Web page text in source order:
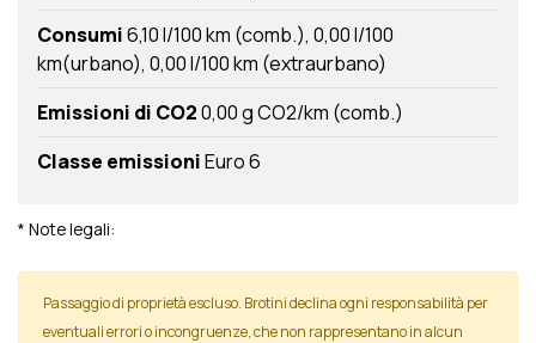
Consumi6,10 l/100 km (comb.) 0,00 l/100
km(urbano) 0,00 l/100 km (extraurbano)
Emissioni di CO20,00 g CO2/km (comb.)
Classe emissioniEuro 6
* Note legali:
Passaggio di proprietà escluso. Brotini declina ogni responsabilità per
eventuali errori o incongruenze, che non rappresentano in alcun